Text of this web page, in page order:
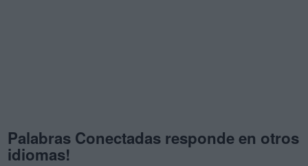
Palabras Conectadas responde en otros
idiomas!